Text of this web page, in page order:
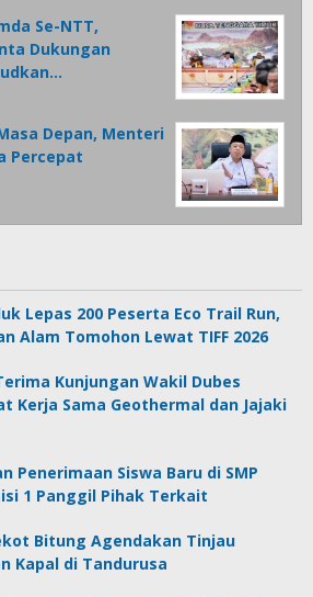
Se-NTT,
Dukungan
Depan, Menteri
Percepat
Lepas 200 Peserta Eco Trail Run,
Alam Tomohon Lewat TIFF 2026
Kunjungan Wakil Dubes
Kerja Sama Geothermal dan Jajaki
Penerimaan Siswa Baru di SMP
1 Panggil Pihak Terkait
Bitung Agendakan Tinjau
Kapal di Tandurusa